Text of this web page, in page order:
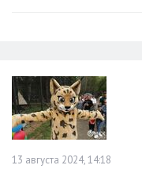
13 августа 2024, 14:18